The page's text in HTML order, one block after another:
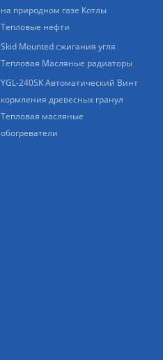
на природном газе Котлы
Тепловые нефти
Skid Mounted сжигания угля
Тепловая Масляные радиаторы
YGL-240SK Автоматический Винт
кормления древесных гранул
Тепловая масляные
обогреватели